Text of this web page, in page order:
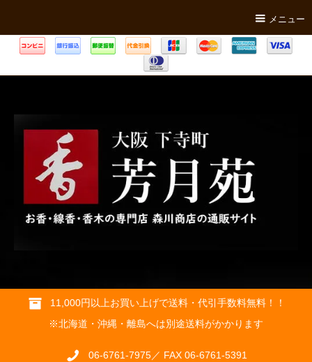
メニュー
11,000円以上お買い上げで送料・代引手数料無料！！
※北海道・沖縄・離島へは別途送料がかかります
06-6761-7975／ FAX 06-6761-5391